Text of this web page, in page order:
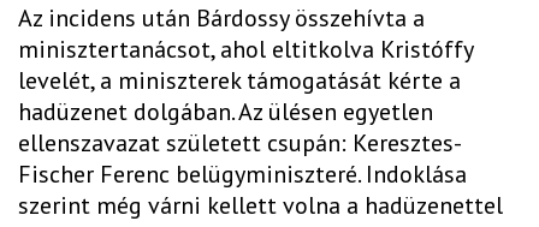
Az incidens után Bárdossy összehívta a
minisztertanácsot, ahol eltitkolva Kristóffy
levelét, a miniszterek támogatását kérte a
hadüzenet dolgában. Az ülésen egyetlen
ellenszavazat született csupán: Keresztes-
Fischer Ferenc belügyminiszteré. Indoklása
szerint még várni kellett volna a hadüzenettel